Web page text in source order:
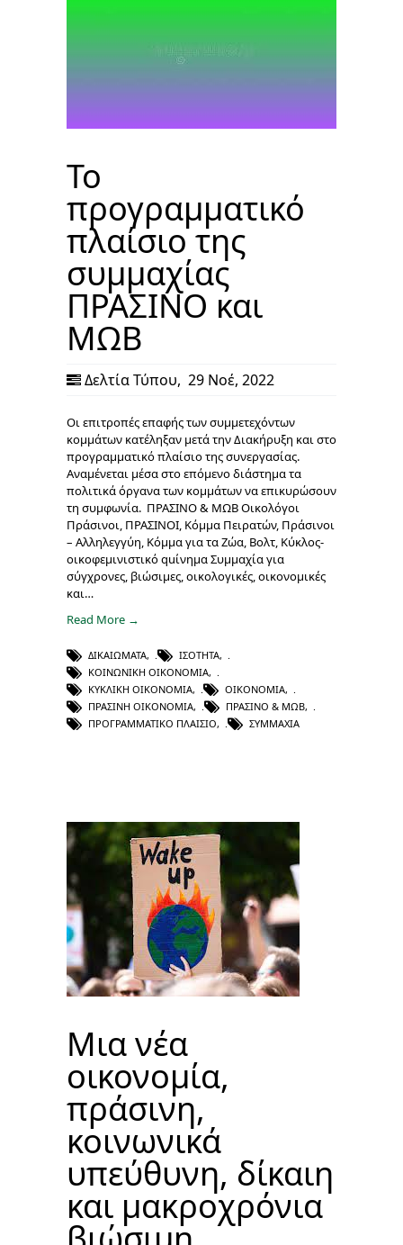
Το
προγραμματικό
πλαίσιο της
συμμαχίας
ΠΡΑΣΙΝΟ και
ΜΩΒ
Δελτία Τύπου, 29 Νοέ, 2022
Οι επιτροπές επαφής των συμμετεχόντων
κομμάτων κατέληξαν μετά την Διακήρυξη και στο
προγραμματικό πλαίσιο της συνεργασίας.
Αναμένεται μέσα στο επόμενο διάστημα τα
πολιτικά όργανα των κομμάτων να επικυρώσουν
τη συμφωνία. ΠΡΑΣΙΝΟ & ΜΩΒ Οικολόγοι
Πράσινοι, ΠΡΑΣΙΝΟΙ, Κόμμα Πειρατών, Πράσινοι
– Αλληλεγγύη, Κόμμα για τα Ζώα, Βολτ, Κύκλος-
οικοφεμινιστικό quίνημα Συμμαχία για
σύγχρονες, βιώσιμες, οικολογικές, οικονομικές
και…
Read More →
ΔΙΚΑΙΏΜΑΤΑ, ΙΣΌΤΗΤΑ,
ΚΟΙΝΩΝΙΚΉ ΟΙΚΟΝΟΜΊΑ,
ΚΥΚΛΙΚΉ ΟΙΚΟΝΟΜΊΑ, ΟΙΚΟΝΟΜΊΑ,
ΠΡΆΣΙΝΗ ΟΙΚΟΝΟΜΊΑ, ΠΡΑΣΙΝΟ & ΜΩΒ,
ΠΡΟΓΡΑΜΜΑΤΙΚΌ ΠΛΑΊΣΙΟ, ΣΥΜΜΑΧΊΑ
Μια νέα
οικονομία,
πράσινη,
κοινωνικά
υπεύθυνη, δίκαιη
και μακροχρόνια